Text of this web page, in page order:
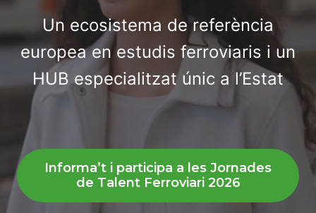
Un ecosistema de referència
europea en estudis ferroviaris i un
HUB especialitzat únic a l’Estat
Informa’t i participa a les Jornades
de Talent Ferroviari 2026